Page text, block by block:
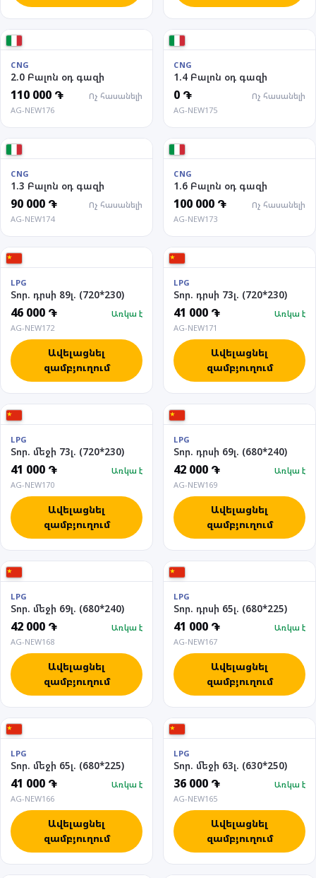
CNG
2.0 Բալոն օդ գազի
110 000 ֏
Ոչ հասանելի
AG-NEW176
CNG
1.4 Բալոն օդ գազի
0 ֏
Ոչ հասանելի
AG-NEW175
CNG
1.3 Բալոն օդ գազի
90 000 ֏
Ոչ հասանելի
AG-NEW174
CNG
1.6 Բալոն օդ գազի
100 000 ֏
Ոչ հասանելի
AG-NEW173
LPG
Տոր. դրսի 89լ. (720*230)
46 000 ֏
Առկա է
AG-NEW172
Ավելացնել
զամբյուղում
LPG
Տոր. դրսի 73լ. (720*230)
41 000 ֏
Առկա է
AG-NEW171
Ավելացնել
զամբյուղում
LPG
Տոր. մեջի 73լ. (720*230)
41 000 ֏
Առկա է
AG-NEW170
Ավելացնել
զամբյուղում
LPG
Տոր. դրսի 69լ. (680*240)
42 000 ֏
Առկա է
AG-NEW169
Ավելացնել
զամբյուղում
LPG
Տոր. մեջի 69լ. (680*240)
42 000 ֏
Առկա է
AG-NEW168
Ավելացնել
զամբյուղում
LPG
Տոր. դրսի 65լ. (680*225)
41 000 ֏
Առկա է
AG-NEW167
Ավելացնել
զամբյուղում
LPG
Տոր. մեջի 65լ. (680*225)
41 000 ֏
Առկա է
AG-NEW166
Ավելացնել
զամբյուղում
LPG
Տոր. մեջի 63լ. (630*250)
36 000 ֏
Առկա է
AG-NEW165
Ավելացնել
զամբյուղում